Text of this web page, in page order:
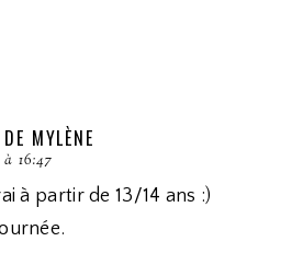
MYLÈNE
à 16:47
à partir de 13/14 ans :)